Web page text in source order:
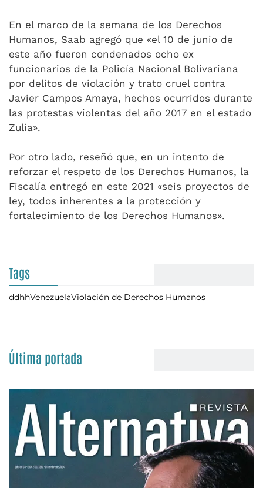
En el marco de la semana de los Derechos
Humanos, Saab agregó que «el 10 de junio de
este año fueron condenados ocho ex
funcionarios de la Policía Nacional Bolivariana
por delitos de violación y trato cruel contra
Javier Campos Amaya, hechos ocurridos durante
las protestas violentas del año 2017 en el estado
Zulia».
Por otro lado, reseñó que, en un intento de
reforzar el respeto de los Derechos Humanos, la
Fiscalía entregó en este 2021 «seis proyectos de
ley, todos inherentes a la protección y
fortalecimiento de los Derechos Humanos».
Tags
ddhhVenezuelaViolación de Derechos Humanos
Última portada